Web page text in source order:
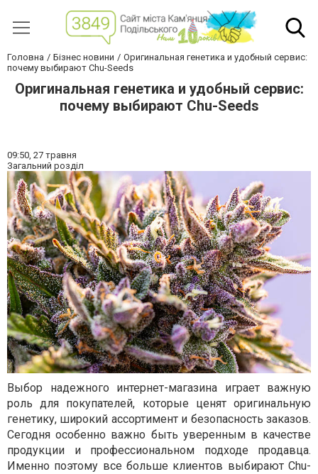
Головна Бізнес новини
Оригинальная генетика и удобный сервис:
почему выбирают Chu-Seeds
Оригинальная генетика и удобный сервис:
почему выбирают Chu-Seeds
09:50, 27 травня
Загальний розділ
Выбор надежного интернет-магазина играет важную
роль для покупателей, которые ценят оригинальную
генетику, широкий ассортимент и безопасность заказов.
Сегодня особенно важно быть уверенным в качестве
продукции и профессиональном подходе продавца.
Именно поэтому все больше клиентов выбирают Chu-